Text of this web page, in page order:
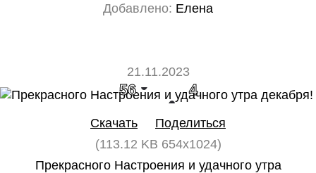
Добавлено: Елена
21.11.2023
56 4
Скачать
Поделиться
(113.12 KB 654x1024)
Прекрасного Настроения и удачного утра